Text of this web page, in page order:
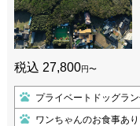
税込 27,800円〜
プライベートドッグラ
ワンちゃんのお食事あり